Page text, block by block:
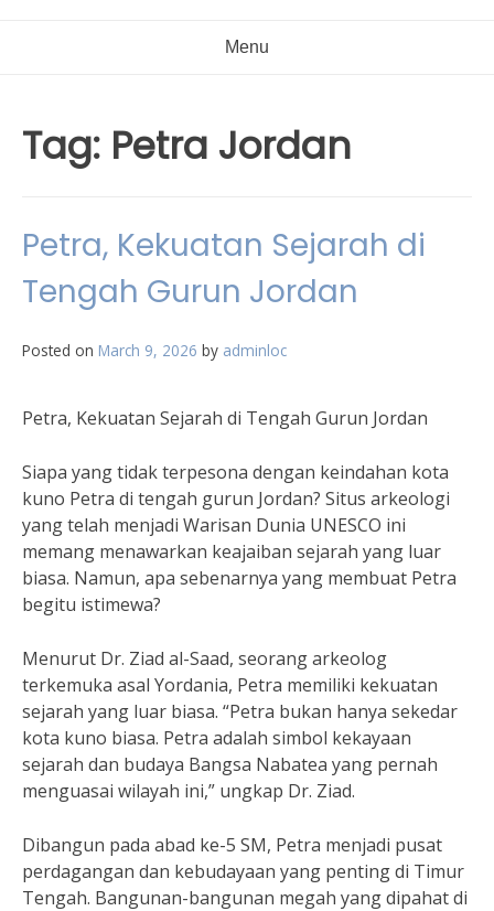
Menu
Tag: Petra Jordan
Petra, Kekuatan Sejarah di
Tengah Gurun Jordan
Posted on March 9, 2026 by adminloc
Petra, Kekuatan Sejarah di Tengah Gurun Jordan
Siapa yang tidak terpesona dengan keindahan kota
kuno Petra di tengah gurun Jordan? Situs arkeologi
yang telah menjadi Warisan Dunia UNESCO ini
memang menawarkan keajaiban sejarah yang luar
biasa. Namun, apa sebenarnya yang membuat Petra
begitu istimewa?
Menurut Dr. Ziad al-Saad, seorang arkeolog
terkemuka asal Yordania, Petra memiliki kekuatan
sejarah yang luar biasa. “Petra bukan hanya sekedar
kota kuno biasa. Petra adalah simbol kekayaan
sejarah dan budaya Bangsa Nabatea yang pernah
menguasai wilayah ini,” ungkap Dr. Ziad.
Dibangun pada abad ke-5 SM, Petra menjadi pusat
perdagangan dan kebudayaan yang penting di Timur
Tengah. Bangunan-bangunan megah yang dipahat di